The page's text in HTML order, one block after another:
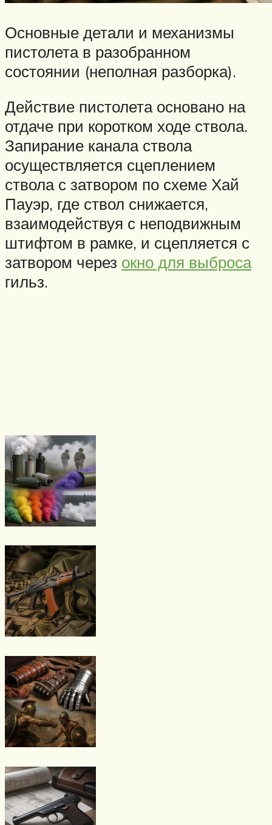
Основные детали и механизмы
пистолета в разобранном
состоянии (неполная разборка).
Действие пистолета основано на
отдаче при коротком ходе ствола.
Запирание канала ствола
осуществляется сцеплением
ствола с затвором по схеме Хай
Пауэр, где ствол снижается,
взаимодействуя с неподвижным
штифтом в рамке, и сцепляется с
затвором через окно для выброса
гильз.